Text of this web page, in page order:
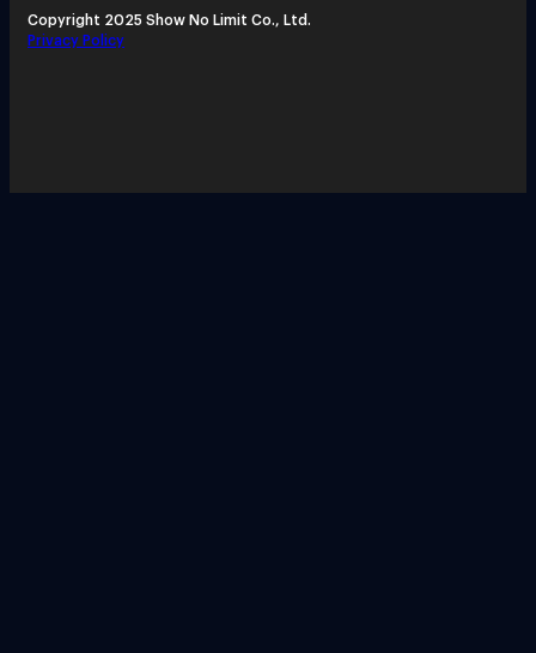
Copyright 2025 Show No Limit Co., Ltd.
Privacy Policy